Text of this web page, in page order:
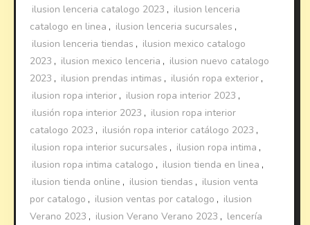
ilusion lenceria catalogo 2023 , ilusion lenceria
catalogo en linea , ilusion lenceria sucursales ,
ilusion lenceria tiendas , ilusion mexico catalogo
2023 , ilusion mexico lenceria , ilusion nuevo catalogo
2023 , ilusion prendas intimas , ilusión ropa exterior ,
ilusion ropa interior , ilusion ropa interior 2023 ,
ilusión ropa interior 2023 , ilusion ropa interior
catalogo 2023 , ilusión ropa interior catálogo 2023 ,
ilusion ropa interior sucursales , ilusion ropa intima ,
ilusion ropa intima catalogo , ilusion tienda en linea ,
ilusion tienda online , ilusion tiendas , ilusion venta
por catalogo , ilusion ventas por catalogo , ilusion
Verano 2023 , ilusion Verano Verano 2023 , lencería